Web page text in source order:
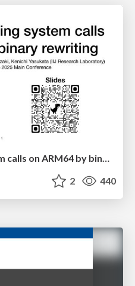
svc-hook: hooking system calls on ARM64 by binary rewriting
2 440